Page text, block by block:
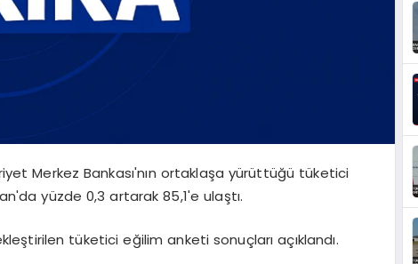
Merkez Bankası'nın ortaklaşa yürüttüğü tüketici
yüzde 0,3 artarak 85,1'e ulaştı.
tüketici eğilim anketi sonuçları açıklandı.